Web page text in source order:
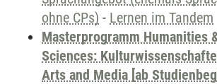
ohne CPs) - Lernen im Tandem
Masterprogramm Humanities
Sciences:
Arts and Media [ab